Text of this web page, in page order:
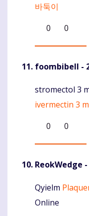
바둑이
0
0
foombibell -
Komentaras
stromectol 3
ivermectin 3
0
0
ReokWedge
Komentaras
Qyielm
Online